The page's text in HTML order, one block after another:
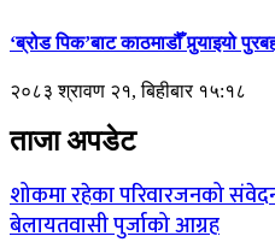
‘ब्रोड पिक’बाट काठमाडौँ पुर्‍याइयो
२०८३ श्रावण २१, बिहीबार १५:१८
ताजा अपडेट
शोकमा रहेका परिवारजनको
बेलायतवासी पुर्जाको आग्रह